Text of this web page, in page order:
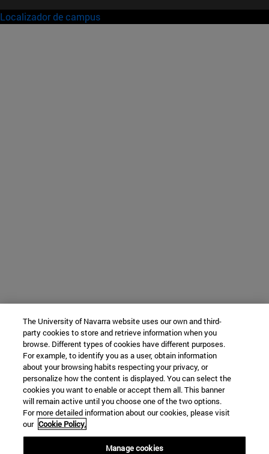
Localizador de campus
The University of Navarra website uses our own and third-
party cookies to store and retrieve information when you
browse. Different types of cookies have different purposes.
For example, to identify you as a user, obtain information
about your browsing habits respecting your privacy, or
personalize how the content is displayed. You can select the
cookies you want to enable or accept them all. This banner
will remain active until you choose one of the two options.
For more detailed information about our cookies, please visit
our Cookie Policy.
Manage cookies